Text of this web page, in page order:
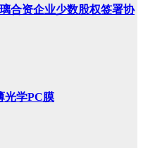
合资企业少数股权签署协
光学PC膜